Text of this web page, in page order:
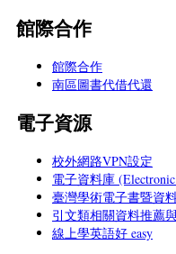
館際合作
館際合作
南區圖書代借代還
電子資源
校外網路VPN設定
電子資料庫 (Electronic
臺灣學術電子書暨資
引文類相關資料推薦
線上學英語好 easy